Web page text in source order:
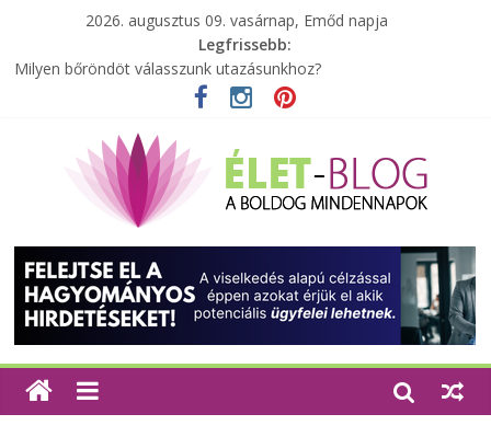
2026. augusztus 09. vasárnap, Emőd napja
Legfrissebb:
A zöld forradalom: A mosó- és parfümtermékek környezetbarát
szempontjainak erősítése
Milyen bőröndöt válasszunk utazásunkhoz?
Tartalék ajándék, amit szívesen megtartasz magadnak
Különleges tömörfa ládák Indiából